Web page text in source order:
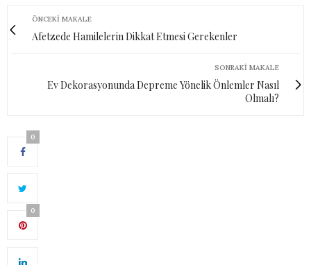
ÖNCEKI MAKALE
Afetzede Hamilelerin Dikkat Etmesi Gerekenler
SONRAKI MAKALE
Ev Dekorasyonunda Depreme Yönelik Önlemler Nasıl
Olmalı?
0
0